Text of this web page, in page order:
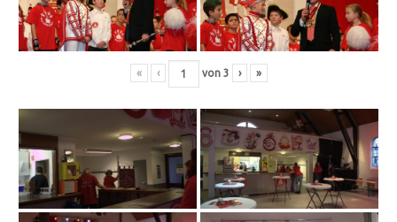
« ‹ von 3 › »